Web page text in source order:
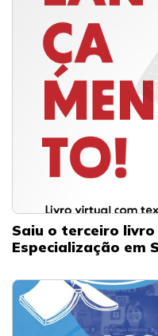
Saiu o terceiro livro
Especialização em